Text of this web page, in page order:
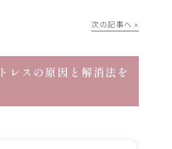
次の記事へ »
レスの原因と解消法を